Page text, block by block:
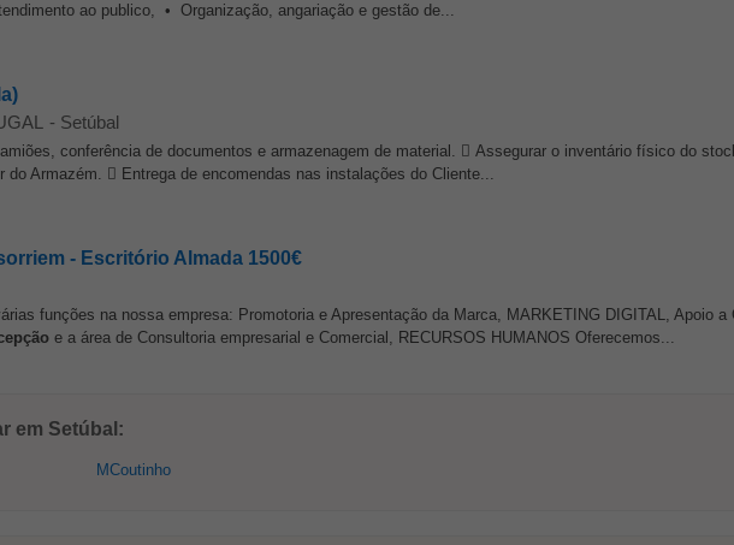
ao publico, • Organização, angariação e gestão de...
- Setúbal
conferência de documentos e armazenagem de material.  Assegurar o inventário físico do
do Armazém.  Entrega de encomendas nas instalações do Cliente...
- Escritório Almada 1500€
funções na nossa empresa: Promotoria e Apresentação da Marca, MARKETING DIGITAL, Apoio a
e a área de Consultoria empresarial e Comercial, RECURSOS HUMANOS Oferecemos...
em Setúbal:
MCoutinho